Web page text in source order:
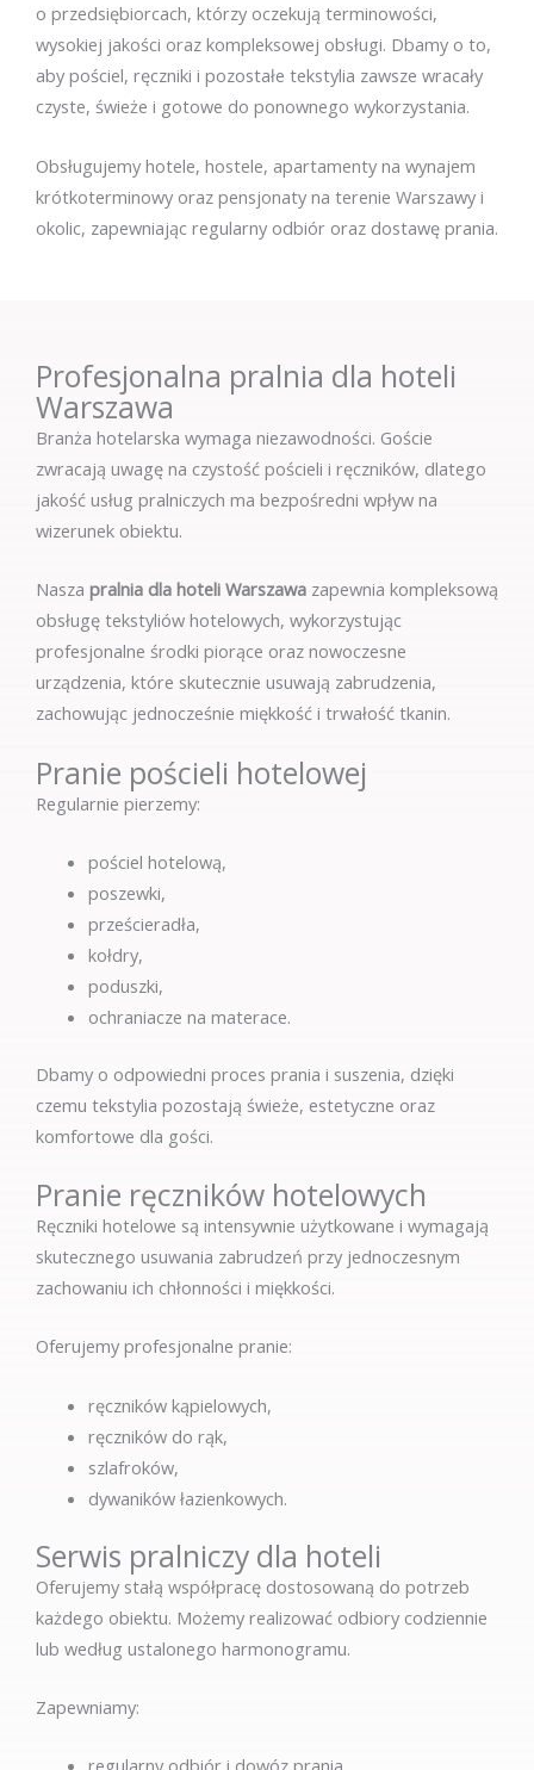
o przedsiębiorcach, którzy oczekują terminowości,
wysokiej jakości oraz kompleksowej obsługi. Dbamy o to,
aby pościel, ręczniki i pozostałe tekstylia zawsze wracały
czyste, świeże i gotowe do ponownego wykorzystania.
Obsługujemy hotele, hostele, apartamenty na wynajem
krótkoterminowy oraz pensjonaty na terenie Warszawy i
okolic, zapewniając regularny odbiór oraz dostawę prania.
Profesjonalna pralnia dla hoteli
Warszawa
Branża hotelarska wymaga niezawodności. Goście
zwracają uwagę na czystość pościeli i ręczników, dlatego
jakość usług pralniczych ma bezpośredni wpływ na
wizerunek obiektu.
Nasza pralnia dla hoteli Warszawa zapewnia kompleksową
obsługę tekstyliów hotelowych, wykorzystując
profesjonalne środki piorące oraz nowoczesne
urządzenia, które skutecznie usuwają zabrudzenia,
zachowując jednocześnie miękkość i trwałość tkanin.
Pranie pościeli hotelowej
Regularnie pierzemy:
pościel hotelową,
poszewki,
prześcieradła,
kołdry,
poduszki,
ochraniacze na materace.
Dbamy o odpowiedni proces prania i suszenia, dzięki
czemu tekstylia pozostają świeże, estetyczne oraz
komfortowe dla gości.
Pranie ręczników hotelowych
Ręczniki hotelowe są intensywnie użytkowane i wymagają
skutecznego usuwania zabrudzeń przy jednoczesnym
zachowaniu ich chłonności i miękkości.
Oferujemy profesjonalne pranie:
ręczników kąpielowych,
ręczników do rąk,
szlafroków,
dywaników łazienkowych.
Serwis pralniczy dla hoteli
Oferujemy stałą współpracę dostosowaną do potrzeb
każdego obiektu. Możemy realizować odbiory codziennie
lub według ustalonego harmonogramu.
Zapewniamy: